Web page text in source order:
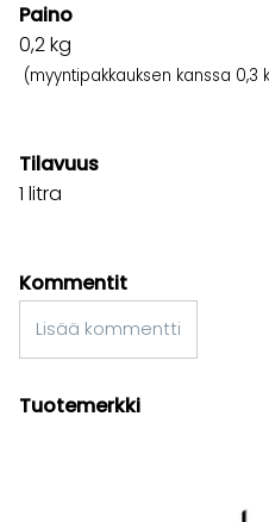
Paino
0,2kg
(myyntipakkauksen kanssa 0,3
Tilavuus
1 litra
Kommentit
Lisää kommentti
Tuotemerkki